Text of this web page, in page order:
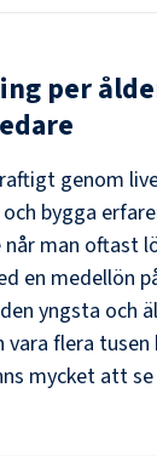
per
genom
bygga
når man oftast
en medellön
yngsta och
vara flera
mycket att